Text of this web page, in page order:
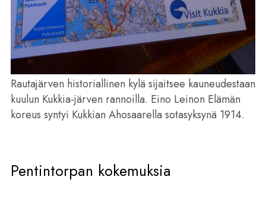
Rautajärven historiallinen kylä sijaitsee kauneudestaan
kuulun Kukkia-järven rannoilla. Eino Leinon Elämän
koreus syntyi Kukkian Ahosaarella sotasyksynä 1914.
Pentintorpan kokemuksia